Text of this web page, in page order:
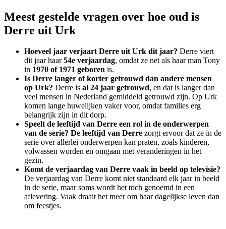
Meest gestelde vragen over hoe oud is
Derre uit Urk
Hoeveel jaar verjaart Derre uit Urk dit jaar? Derre viert
dit jaar haar54e verjaardag, omdat ze net als haar man Tony
in 1970 of 1971 geboren is.
Is Derre langer of korter getrouwd dan andere mensen
op Urk? Derre is al 24 jaar getrouwd, en dat is langer dan
veel mensen in Nederland gemiddeld getrouwd zijn. Op Urk
komen lange huwelijken vaker voor, omdat families erg
belangrijk zijn in dit dorp.
Speelt de leeftijd van Derre een rol in de onderwerpen
van de serie? De leeftijd van Derre zorgt ervoor dat ze in de
serie over allerlei onderwerpen kan praten, zoals kinderen,
volwassen worden en omgaan met veranderingen in het
gezin.
Komt de verjaardag van Derre vaak in beeld op televisie?
De verjaardag van Derre komt niet standaard elk jaar in beeld
in de serie, maar soms wordt het toch genoemd in een
aflevering. Vaak draait het meer om haar dagelijkse leven dan
om feestjes.